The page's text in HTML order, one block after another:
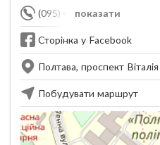
показати
(095) 447-84-99
Сторінка у Facebook
Полтава, проспект
Побудувати маршрут